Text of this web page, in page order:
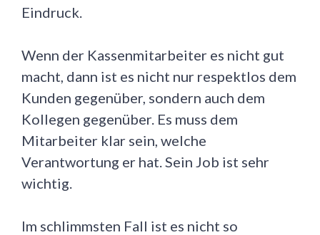
Eindruck.
Wenn der Kassenmitarbeiter es nicht gut
macht, dann ist es nicht nur respektlos dem
Kunden gegenüber, sondern auch dem
Kollegen gegenüber. Es muss dem
Mitarbeiter klar sein, welche
Verantwortung er hat. Sein Job ist sehr
wichtig.
Im schlimmsten Fall ist es nicht so